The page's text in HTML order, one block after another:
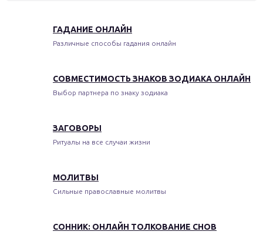
ГАДАНИЕ ОНЛАЙН
Различные способы гадания онлайн
СОВМЕСТИМОСТЬ ЗНАКОВ ЗОДИАКА ОНЛАЙН
Выбор партнера по знаку зодиака
ЗАГОВОРЫ
Ритуалы на все случаи жизни
МОЛИТВЫ
Сильные православные молитвы
СОННИК: ОНЛАЙН ТОЛКОВАНИЕ СНОВ